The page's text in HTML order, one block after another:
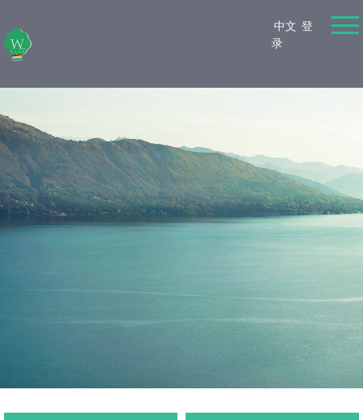
中文 登
录